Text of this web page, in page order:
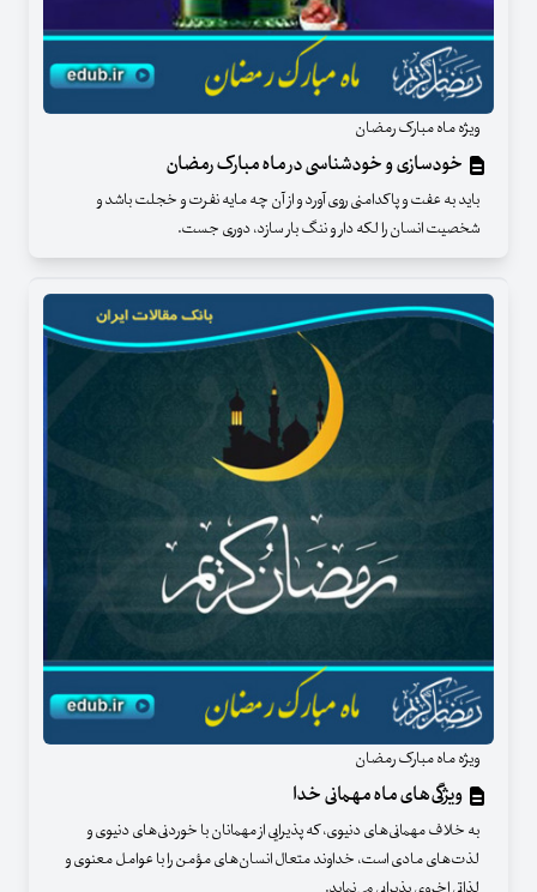
ویژه ماه مبارک رمضان
خودسازی و خودشناسی در ماه مبارک رمضان
باید به عفت و پاکدامنی روی آورد و از آن چه مایه نفرت و خجلت باشد و
شخصیت انسان را لکه دار و ننگ بار سازد، دوری جست.
ویژه ماه مبارک رمضان
ویژگی‌های ماه مهمانی خدا
به خلاف مهمانی‌های دنیوی، که پذیرایی از مهمانان با خوردنی‌های دنیوی و
لذت‌های مادی است، خداوند متعال انسان‌های مؤمن را با عوامل معنوی و